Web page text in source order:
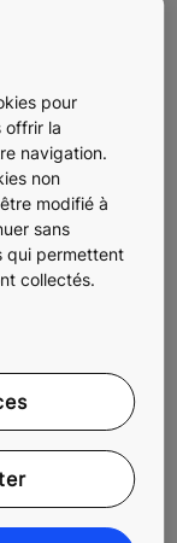
informée de
défaillances du
de la mise à
KONE ne peut
ni de toute
portez aux
le Site ou aux
Site.
sites et des
par des
ni ne
ni
en ce qui
des tiers qui est
pour
offrir la
navigation.
non
modifié à
sans
qui permettent
collectés.